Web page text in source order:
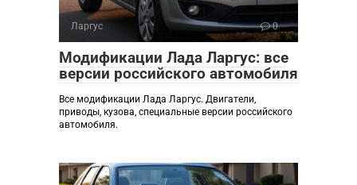
Ларгус 0
Модификации Лада Ларгус: все
версии российского автомобиля
Все модификации Лада Ларгус. Двигатели,
приводы, кузова, специальные версии российского
автомобиля.